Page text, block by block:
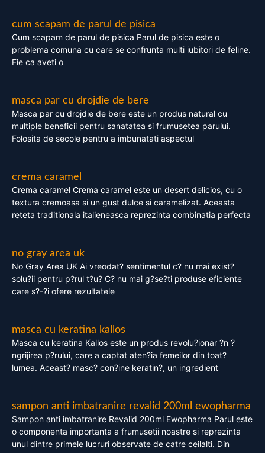
cum scapam de parul de pisica
Cum scapam de parul de pisica Parul de pisica este o
problema comuna cu care se confrunta multi iubitori de feline.
Fie ca aveti o
masca par cu drojdie de bere
Masca par cu drojdie de bere este un produs natural cu
multiple beneficii pentru sanatatea si frumusetea parului.
Folosita de secole pentru a imbunatati aspectul
crema caramel
Crema caramel Crema caramel este un desert delicios, cu o
textura cremoasa si un gust dulce si caramelizat. Aceasta
reteta traditionala italieneasca reprezinta combinatia perfecta
no gray area uk
No Gray Area UK Ai vreodat? sentimentul c? nu mai exist?
solu?ii pentru p?rul t?u? C? nu mai g?se?ti produse eficiente
care s?-?i ofere rezultatele
masca cu keratina kallos
Masca cu keratina Kallos este un produs revolu?ionar ?n ?
ngrijirea p?rului, care a captat aten?ia femeilor din toat?
lumea. Aceast? masc? con?ine keratin?, un ingredient
sampon anti imbatranire revalid 200ml ewopharma
Sampon anti imbatranire Revalid 200ml Ewopharma Parul este
o componenta importanta a frumusetii noastre si reprezinta
unul dintre primele lucruri observate de catre ceilalti. Din